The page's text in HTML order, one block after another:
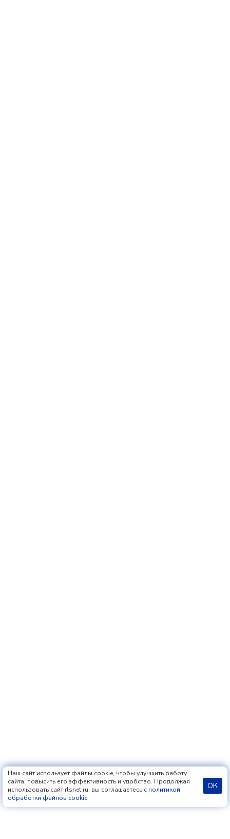
Наш сайт использует файлы cookie, чтобы улучшить работу
сайта, повысить его эффективность и удобство. Продолжая
использовать сайт rlsnet.ru, вы соглашаетесь с политикой
обработки файлов cookie.
ОК